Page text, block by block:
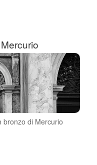
bronzo di Mercurio